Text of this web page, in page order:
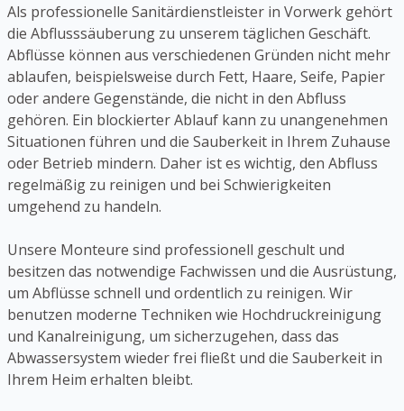
Als professionelle Sanitärdienstleister in Vorwerk gehört
die Abflusssäuberung zu unserem täglichen Geschäft.
Abflüsse können aus verschiedenen Gründen nicht mehr
ablaufen, beispielsweise durch Fett, Haare, Seife, Papier
oder andere Gegenstände, die nicht in den Abfluss
gehören. Ein blockierter Ablauf kann zu unangenehmen
Situationen führen und die Sauberkeit in Ihrem Zuhause
oder Betrieb mindern. Daher ist es wichtig, den Abfluss
regelmäßig zu reinigen und bei Schwierigkeiten
umgehend zu handeln.
Unsere Monteure sind professionell geschult und
besitzen das notwendige Fachwissen und die Ausrüstung,
um Abflüsse schnell und ordentlich zu reinigen. Wir
benutzen moderne Techniken wie Hochdruckreinigung
und Kanalreinigung, um sicherzugehen, dass das
Abwassersystem wieder frei fließt und die Sauberkeit in
Ihrem Heim erhalten bleibt.